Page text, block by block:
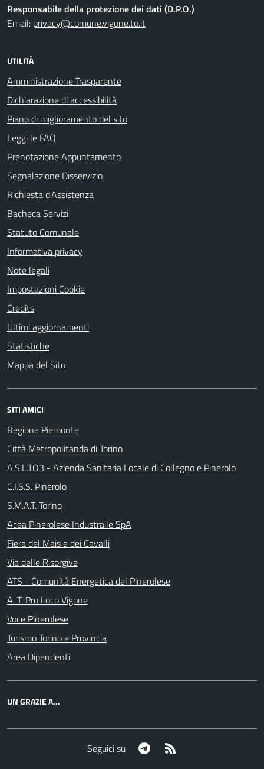
Responsabile della protezione dei dati (D.P.O.)
Email: privacy@comune.vigone.to.it
UTILITÀ
Amministrazione Trasparente
Dichiarazione di accessibilità
Piano di miglioramento del sito
Leggi le FAQ
Prenotazione Appuntamento
Segnalazione Disservizio
Richiesta d'Assistenza
Bacheca Servizi
Statuto Comunale
Informativa privacy
Note legali
Impostazioni Cookie
Credits
Ultimi aggiornamenti
Statistiche
Mappa del Sito
SITI AMICI
Regione Piemonte
Città Metropolitanda di Torino
A.S.L.TO3 - Azienda Sanitaria Locale di Collegno e Pinerolo
C.I.S.S. Pinerolo
S.M.A.T. Torino
Acea Pinerolese Industraile SpA
Fiera del Mais e dei Cavalli
Via delle Risorgive
ATS - Comunità Energetica del Pinerolese
A. T. Pro Loco Vigone
Voce Pinerolese
Turismo Torino e Provincia
Area Dipendenti
UN GRAZIE A...
Seguici su Telegram